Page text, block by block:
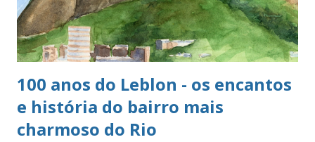
100 anos do Leblon - os encantos
e história do bairro mais
charmoso do Rio